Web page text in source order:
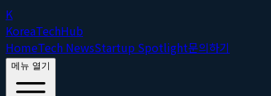
K
KoreaTechHub
HomeTech NewsStartup Spotlight문의하기
메뉴 열기